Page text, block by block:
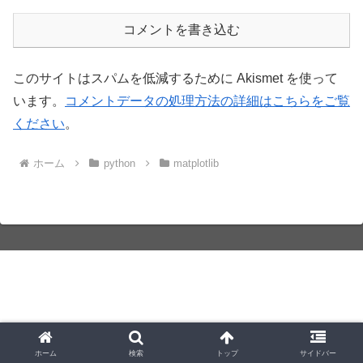
コメントを書き込む
このサイトはスパムを低減するために Akismet を使って
います。
コメントデータの処理方法の詳細はこちらをご覧
ください。
ホーム python matplotlib
ホーム 検索 トップ サイドバー